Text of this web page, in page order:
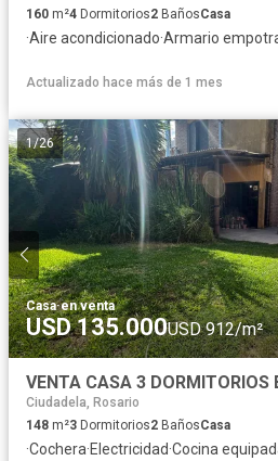
160 m²4 Dormitorios2 BañosCasa
·Aire acondicionado·Armario
Actualizado hace más de 1 mes
1/26
Casa·en venta
USD 135.000USD 912/m²
Ciudadela, Rosario
148 m²3 Dormitorios2 BañosCasa
·Cochera·Electricidad·Cocina